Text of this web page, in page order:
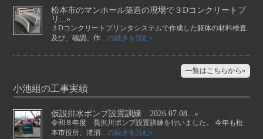
松本市のマンホール築造の現場で３Dコンクリートプ
リ...»
３Dコンクリートプリンタシステムで作成した躯体の材料検査
及び、確認、作…の続きを読む»
一覧はこちらから»
小池組の工事実績
仮設排水ポンプ設置訓練 2026.07.08...»
令和８年度 長沢川ポンプ設置訓練を行いました。 今年も松
本市役所、渚消…の続きを読む»